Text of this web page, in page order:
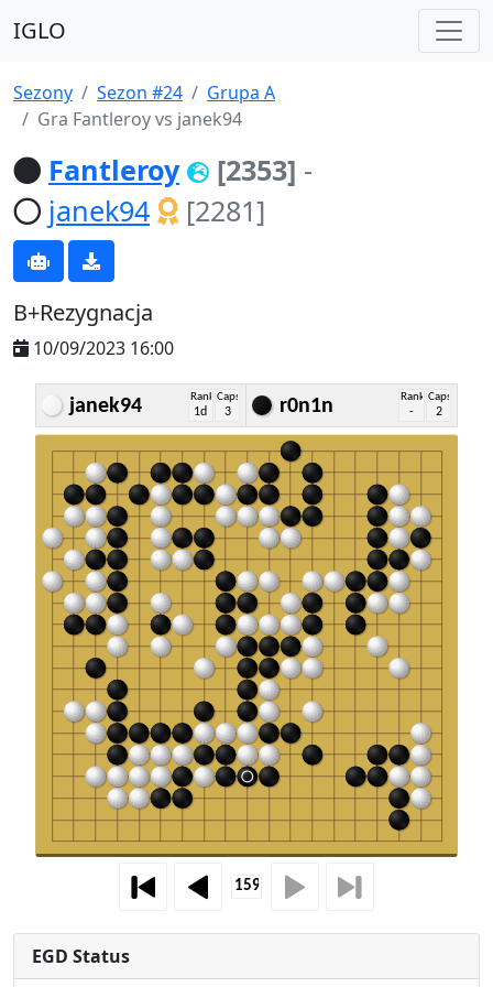
IGLO
Sezony Sezon #24
Grupa A
Gra Fantleroy vs janek94
Fantleroy [2353] -
janek94
[2281]
B+Rezygnacja
10/09/2023 16:00
janek94 Rank
1d
Caps
3 r0n1n Rank
-
Caps
2
EGD Status